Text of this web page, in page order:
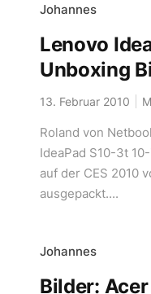
Johannes
Lenovo
Unboxing
13. Februar 2010
Roland von
IdeaPad S10-3t
auf der CES 2010
ausgepackt....
Johannes
Bilder: